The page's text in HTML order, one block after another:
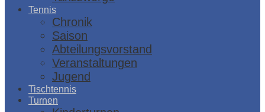
Tennis
Chronik
Saison
Abteilungsvorstand
Veranstaltungen
Jugend
Tischtennis
Turnen